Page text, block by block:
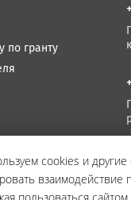
по гранту
cookies и другие
взаимодействие